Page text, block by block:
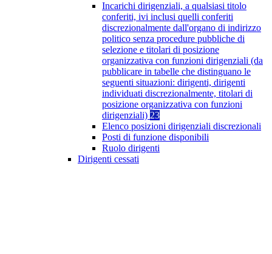
Incarichi dirigenziali, a qualsiasi titolo
conferiti, ivi inclusi quelli conferiti
discrezionalmente dall'organo di indirizzo
politico senza procedure pubbliche di
selezione e titolari di posizione
organizzativa con funzioni dirigenziali (da
pubblicare in tabelle che distinguano le
seguenti situazioni: dirigenti, dirigenti
individuati discrezionalmente, titolari di
posizione organizzativa con funzioni
dirigenziali) 23
Elenco posizioni dirigenziali discrezionali
Posti di funzione disponibili
Ruolo dirigenti
Dirigenti cessati